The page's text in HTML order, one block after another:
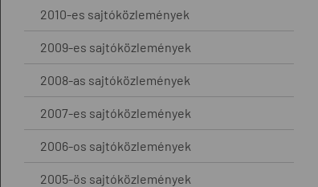
2010-es sajtóközlemények
2009-es sajtóközlemények
2008-as sajtóközlemények
2007-es sajtóközlemények
2006-os sajtóközlemények
2005-ös sajtóközlemények